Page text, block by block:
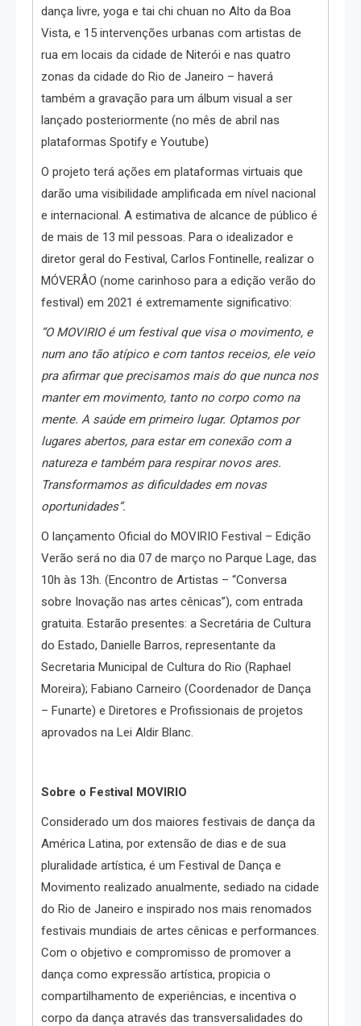
dança livre, yoga e tai chi chuan no Alto da Boa
Vista, e 15 intervenções urbanas com artistas de
rua em locais da cidade de Niterói e nas quatro
zonas da cidade do Rio de Janeiro – haverá
também a gravação para um álbum visual a ser
lançado posteriormente (no mês de abril nas
plataformas Spotify e Youtube)
O projeto terá ações em plataformas virtuais que
darão uma visibilidade amplificada em nível nacional
e internacional. A estimativa de alcance de público é
de mais de 13 mil pessoas. Para o idealizador e
diretor geral do Festival, Carlos Fontinelle, realizar o
MÓVERÂO (nome carinhoso para a edição verão do
festival) em 2021 é extremamente significativo:
“O MOVIRIO é um festival que visa o movimento, e
num ano tão atípico e com tantos receios, ele veio
pra afirmar que precisamos mais do que nunca nos
manter em movimento, tanto no corpo como na
mente. A saúde em primeiro lugar. Optamos por
lugares abertos, para estar em conexão com a
natureza e também para respirar novos ares.
Transformamos as dificuldades em novas
oportunidades”.
O lançamento Oficial do MOVIRIO Festival – Edição
Verão será no dia 07 de março no Parque Lage, das
10h às 13h. (Encontro de Artistas – “Conversa
sobre Inovação nas artes cênicas”), com entrada
gratuita. Estarão presentes: a Secretária de Cultura
do Estado, Danielle Barros, representante da
Secretaria Municipal de Cultura do Rio (Raphael
Moreira); Fabiano Carneiro (Coordenador de Dança
– Funarte) e Diretores e Profissionais de projetos
aprovados na Lei Aldir Blanc.
Sobre o Festival MOVIRIO
Considerado um dos maiores festivais de dança da
América Latina, por extensão de dias e de sua
pluralidade artística, é um Festival de Dança e
Movimento realizado anualmente, sediado na cidade
do Rio de Janeiro e inspirado nos mais renomados
festivais mundiais de artes cênicas e performances.
Com o objetivo e compromisso de promover a
dança como expressão artística, propicia o
compartilhamento de experiências, e incentiva o
corpo da dança através das transversalidades do